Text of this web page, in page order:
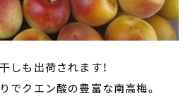
しも出荷されます！
でクエン酸の豊富な南高梅。